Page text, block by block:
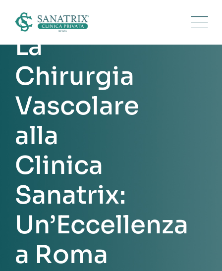
La
Chirurgia
Vascolare
alla
Clinica
Sanatrix:
Un’Eccellenza
a Roma